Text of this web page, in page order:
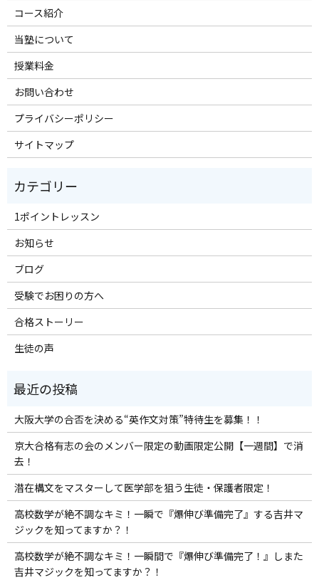
コース紹介
当塾について
授業料金
お問い合わせ
プライバシーポリシー
サイトマップ
1ポイントレッスン
お知らせ
ブログ
受験でお困りの方へ
合格ストーリー
生徒の声
大阪大学の合否を決める“英作文対策”特待生を募集！！
京大合格有志の会のメンバー限定の動画限定公開【一週間】で消
去！
潜在構文をマスターして医学部を狙う生徒・保護者限定！
高校数学が絶不調なキミ！一瞬で『爆伸び準備完了』する吉井マ
ジックを知ってますか？！
高校数学が絶不調なキミ！一瞬間で『爆伸び準備完了！』しまた
吉井マジックを知ってますか？！